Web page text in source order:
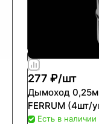
277 ₽/шт
Дымоход
FERRUM (4шт/
Есть в наличии